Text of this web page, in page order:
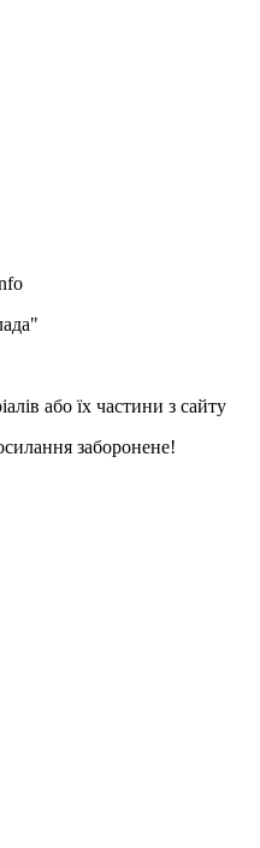
або їх частини з сайту
заборонене!